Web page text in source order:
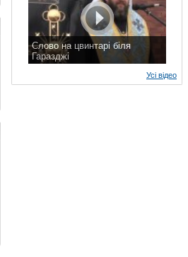
Слово на цвинтарі біля
Гаразджі
Усі відео